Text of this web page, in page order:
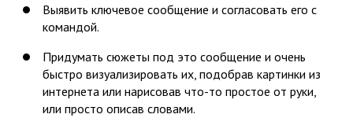
Выявить ключевое сообщение и согласовать его с
командой.
Придумать сюжеты под это сообщение и очень
быстро визуализировать их, подобрав картинки из
интернета или нарисовав что-то простое от руки,
или просто описав словами.